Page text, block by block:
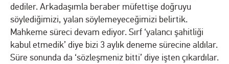
dediler. Arkadaşımla beraber müfettişe doğruyu
söylediğimizi, yalan söylemeyeceğimizi belirtik.
Mahkeme süreci devam ediyor. Sırf ‘yalancı şahitliği
kabul etmedik’ diye bizi 3 aylık deneme sürecine aldılar.
Süre sonunda da ‘sözleşmeniz bitti’ diye işten çıkardılar.